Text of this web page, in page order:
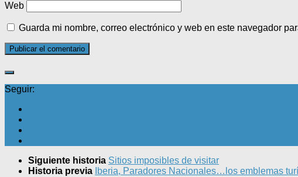
Web
Guarda mi nombre, correo electrónico y web en este navegador
Seguir:
Siguiente historia Sitios imposibles de visitar
Historia previa Iberia, Paradores Nacionales…los emblemas